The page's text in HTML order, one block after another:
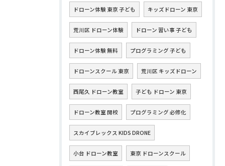
ドローン体験 東京 子ども キッズドローン 東京
荒川区 ドローン体験 ドローン 習い事 子ども
ドローン体験 無料 プログラミング 子ども
ドローンスクール 東京 荒川区 キッズドローン
西尾久 ドローン教室 子ども ドローン 東京
ドローン教室 開校 プログラミング 必修化
スカイブレックス KIDS DRONE
小台 ドローン教室 東京 ドローンスクール